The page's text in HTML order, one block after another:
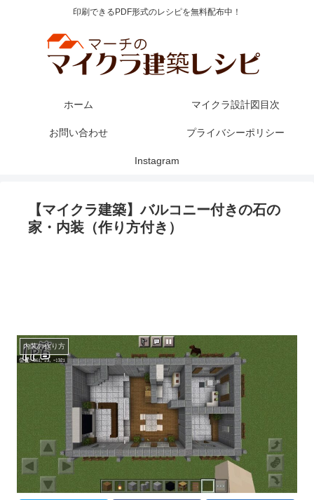
印刷できるPDF形式のレシピを無料配布中！
ホーム マイクラ設計図目次
お問い合わせ プライバシーポリシー
Instagram
【マイクラ建築】バルコニー付きの石の
家・内装（作り方付き）
内装の作り方